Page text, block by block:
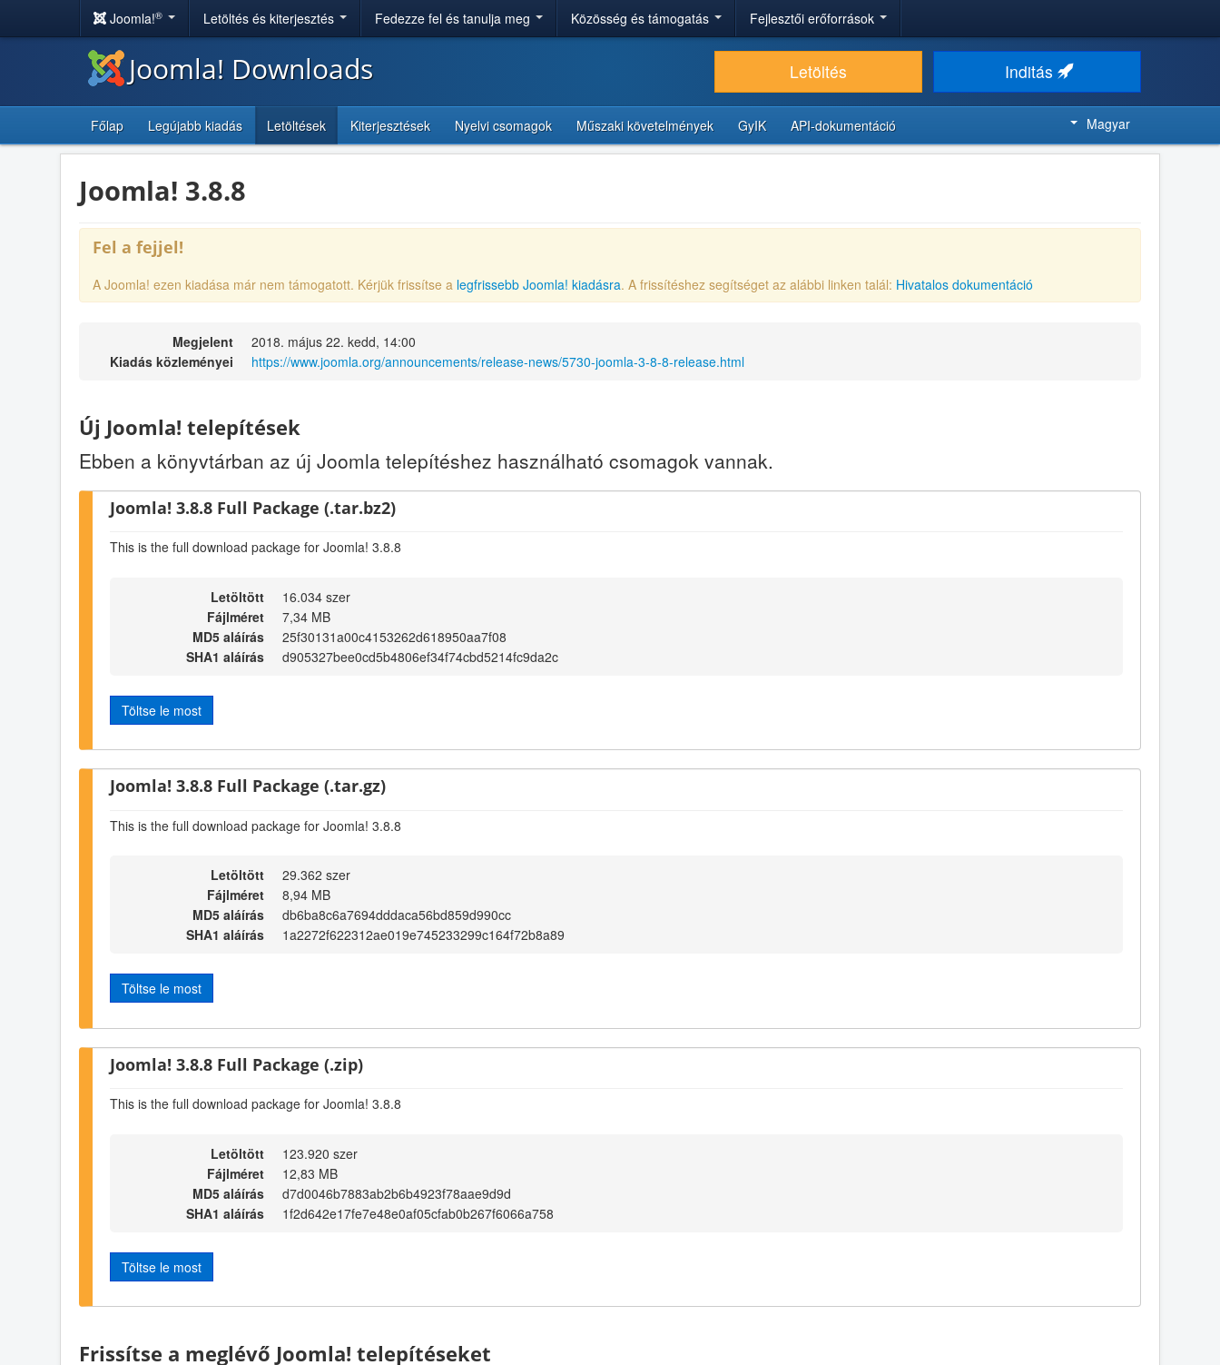
Joomla!® Letöltés és kiterjesztés Fedezze fel és tanulja meg Közösség és támogatás Fejlesztői erőforrások
Joomla! Downloads Letöltés Inditás
Főlap Legújabb kiadás Letöltések Kiterjesztések Nyelvi csomagok Műszaki követelmények GyIK API-dokumentáció Magyar
Joomla! 3.8.8
Fel a fejjel!
A Joomla! ezen kiadása már nem támogatott. Kérjük frissítse a legfrissebb Joomla! kiadásra. A frissítéshez segítséget az alábbi linken talál: Hivatalos dokumentáció
Megjelent
2018. május 22. kedd, 14:00
Kiadás közleményei
https://www.joomla.org/announcements/release-news/5730-joomla-3-8-8-release.html
Új Joomla! telepítések
Ebben a könyvtárban az új Joomla telepítéshez használható csomagok vannak.
Joomla! 3.8.8 Full Package (.tar.bz2)
This is the full download package for Joomla! 3.8.8
Letöltött
16.034 szer
Fájlméret
7,34 MB
MD5 aláírás
25f30131a00c4153262d618950aa7f08
SHA1 aláírás
d905327bee0cd5b4806ef34f74cbd5214fc9da2c
Töltse le most
Joomla! 3.8.8 Full Package (.tar.gz)
This is the full download package for Joomla! 3.8.8
Letöltött
29.362 szer
Fájlméret
8,94 MB
MD5 aláírás
db6ba8c6a7694dddaca56bd859d990cc
SHA1 aláírás
1a2272f622312ae019e745233299c164f72b8a89
Töltse le most
Joomla! 3.8.8 Full Package (.zip)
This is the full download package for Joomla! 3.8.8
Letöltött
123.920 szer
Fájlméret
12,83 MB
MD5 aláírás
d7d0046b7883ab2b6b4923f78aae9d9d
SHA1 aláírás
1f2d642e17fe7e48e0af05cfab0b267f6066a758
Töltse le most
Frissítse a meglévő Joomla! telepítéseket